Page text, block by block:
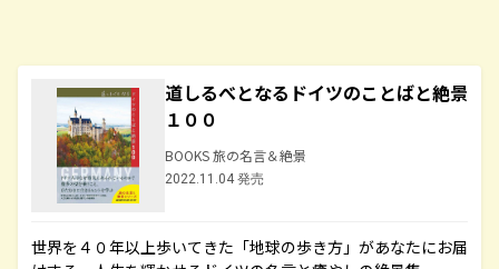
道しるべとなるドイツのことばと絶景
１００
BOOKS 旅の名言＆絶景
2022.11.04 発売
世界を４０年以上歩いてきた「地球の歩き方」があなたにお届